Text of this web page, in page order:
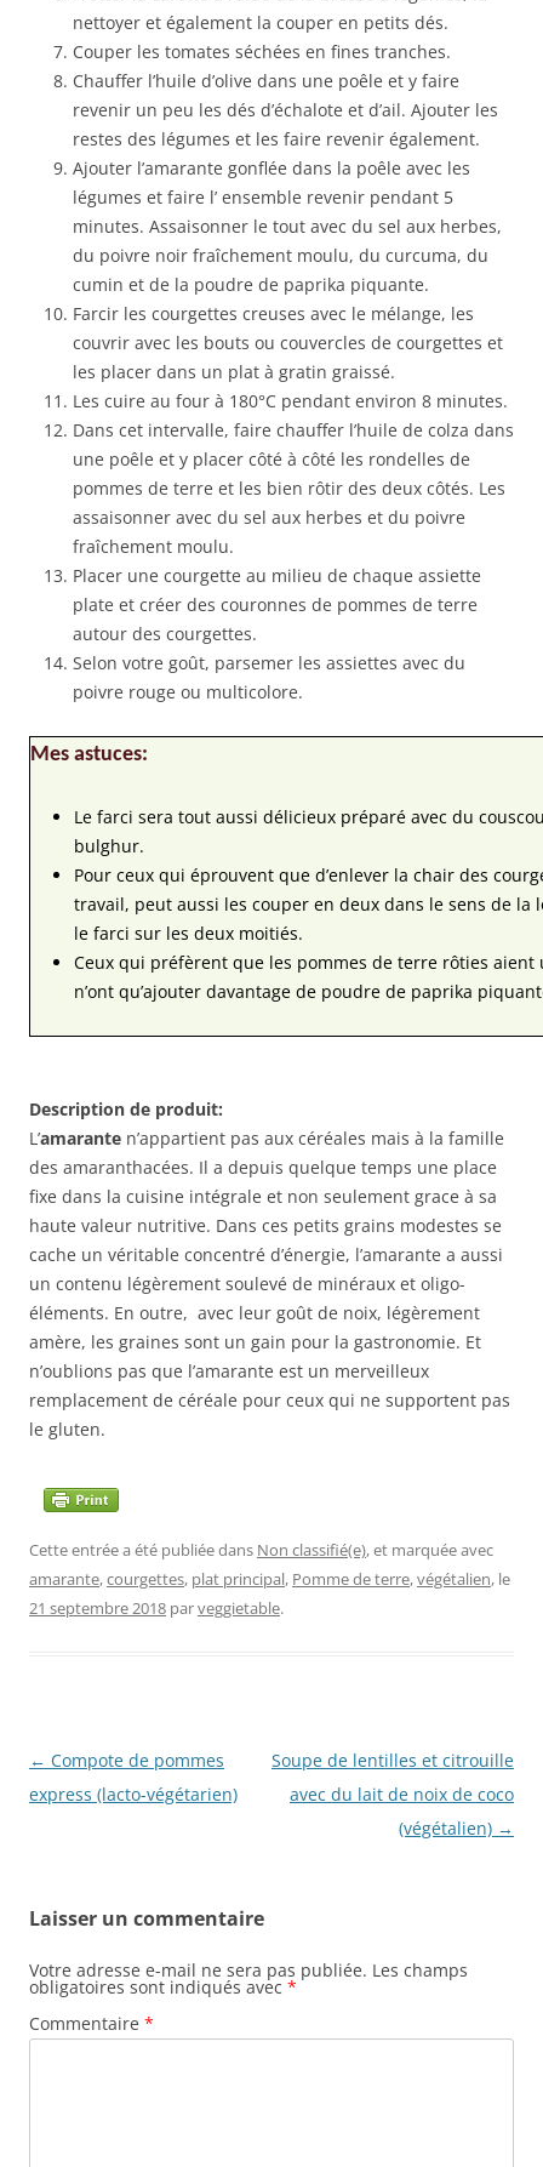
nettoyer et également la couper en petits dés.
Couper les tomates séchées en fines tranches.
Chauffer l’huile d’olive dans une poêle et y faire
revenir un peu les dés d’échalote et d’ail. Ajouter les
restes des légumes et les faire revenir également.
Ajouter l’amarante gonflée dans la poêle avec les
légumes et faire l’ ensemble revenir pendant 5
minutes. Assaisonner le tout avec du sel aux herbes,
du poivre noir fraîchement moulu, du curcuma, du
cumin et de la poudre de paprika piquante.
Farcir les courgettes creuses avec le mélange, les
couvrir avec les bouts ou couvercles de courgettes et
les placer dans un plat à gratin graissé.
Les cuire au four à 180°C pendant environ 8 minutes.
Dans cet intervalle, faire chauffer l’huile de colza dans
une poêle et y placer côté à côté les rondelles de
pommes de terre et les bien rôtir des deux côtés. Les
assaisonner avec du sel aux herbes et du poivre
fraîchement moulu.
Placer une courgette au milieu de chaque assiette
plate et créer des couronnes de pommes de terre
autour des courgettes.
Selon votre goût, parsemer les assiettes avec du
poivre rouge ou multicolore.
Mes astuces:
Le farci sera tout aussi délicieux préparé avec du
bulghur.
Pour ceux qui éprouvent que d’enlever la chair des
travail, peut aussi les couper en deux dans le sens de la
le farci sur les deux moitiés.
Ceux qui préfèrent que les pommes de terre rôties aient
n’ont qu’ajouter davantage de poudre de paprika
Description de produit:
L’amarante n’appartient pas aux céréales mais à la famille
des amaranthacées. Il a depuis quelque temps une place
fixe dans la cuisine intégrale et non seulement grace à sa
haute valeur nutritive. Dans ces petits grains modestes se
cache un véritable concentré d’énergie, l’amarante a aussi
un contenu légèrement soulevé de minéraux et oligo-
éléments. En outre, avec leur goût de noix, légèrement
amère, les graines sont un gain pour la gastronomie. Et
n’oublions pas que l’amarante est un merveilleux
remplacement de céréale pour ceux qui ne supportent pas
le gluten.
Cette entrée a été publiée dans Non classifié(e), et marquée avec
amarante,courgettes, plat principal, Pomme de terre,végétalien, le
21 septembre 2018 parveggietable.
Navigation
des
← Compote de pommes
express (lacto-végétarien)
Soupe de lentilles et citrouille
avec du lait de noix de coco
(végétalien) →
Laisser un commentaire
Votre adresse e-mail ne sera pas publiée. Les champs
obligatoires sont indiqués avec *
Commentaire *